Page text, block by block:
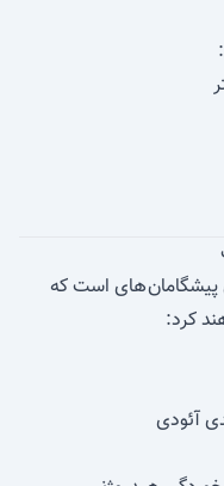
:
های است که
کرد:
آئودی